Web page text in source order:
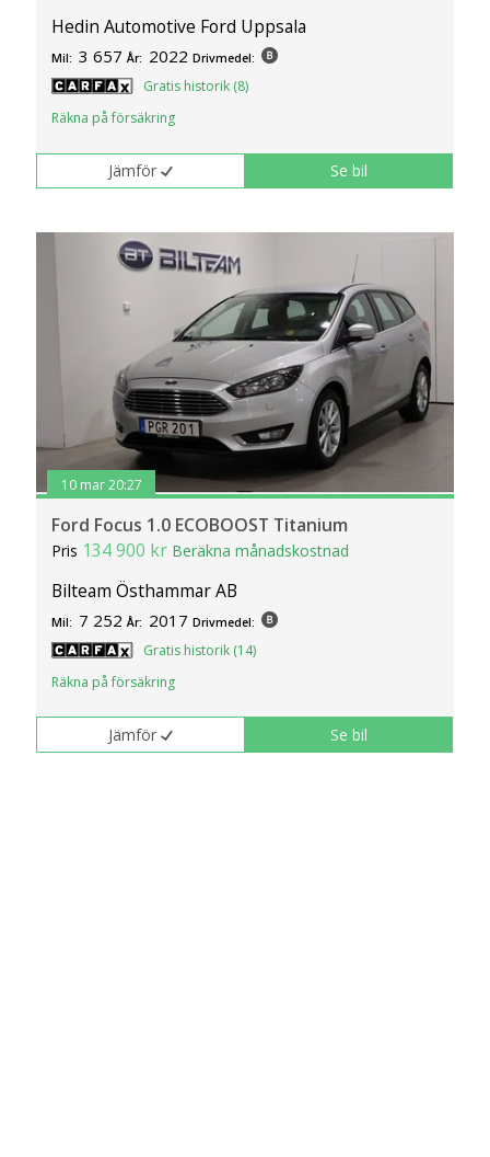
Hedin Automotive Ford Uppsala
Mil: 3 657 År: 2022 Drivmedel:
Gratis historik (8)
Räkna på försäkring
Jämför Se bil
10 mar 20:27
Ford Focus 1.0 ECOBOOST Titanium
Pris 134 900 kr Beräkna månadskostnad
Bilteam Östhammar AB
Mil: 7 252 År: 2017 Drivmedel:
Gratis historik (14)
Räkna på försäkring
Jämför Se bil